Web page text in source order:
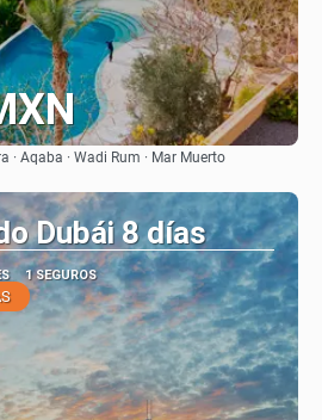
· Aqaba · Wadi Rum · Mar Muerto
Dubái 8 días
1 SEGUROS